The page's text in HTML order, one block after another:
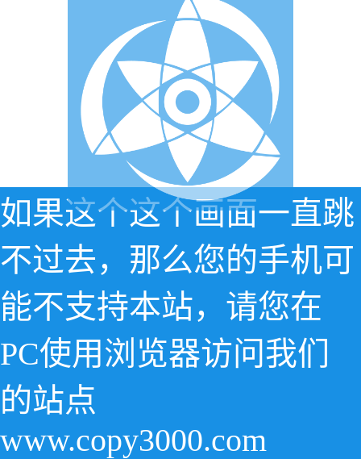
如果这个这个画面一直跳
不过去，那么您的手机可
能不支持本站，请您在
PC使用浏览器访问我们
的站点
www.copy3000.com